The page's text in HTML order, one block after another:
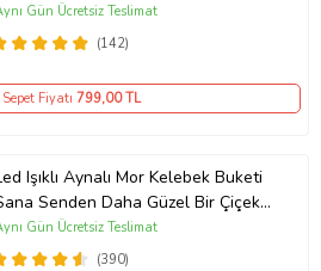
(142)
Gün Ücretsiz Teslimat
Sepet Fiyatı 799,00 TL
Işıklı Aynalı Mor Kelebek Buketi
Senden Daha Güzel Bir Çiçek
Ayna Buket Sevgiliye
(390)
Gün Ücretsiz Teslimat